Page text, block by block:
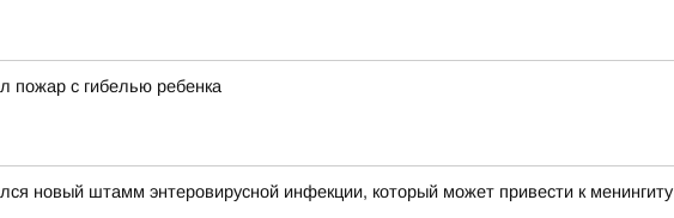
пожар с гибелью ребенка
новый штамм энтеровирусной инфекции, который может привести к менингиту